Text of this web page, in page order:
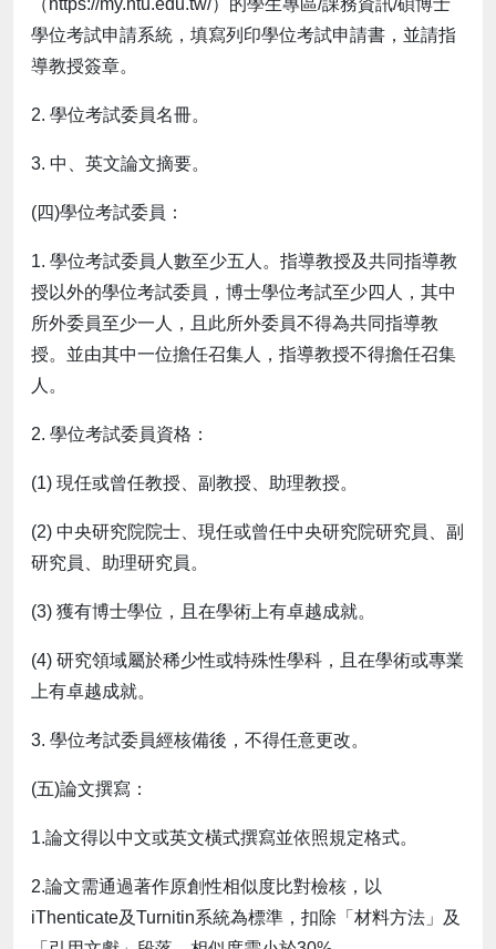
（https://my.ntu.edu.tw/）的學生專區/課務資訊/碩博士
學位考試申請系統，填寫列印學位考試申請書，並請指
導教授簽章。
2. 學位考試委員名冊。
3. 中、英文論文摘要。
(四)學位考試委員：
1. 學位考試委員人數至少五人。指導教授及共同指導教
授以外的學位考試委員，博士學位考試至少四人，其中
所外委員至少一人，且此所外委員不得為共同指導教
授。並由其中一位擔任召集人，指導教授不得擔任召集
人。
2. 學位考試委員資格：
(1) 現任或曾任教授、副教授、助理教授。
(2) 中央研究院院士、現任或曾任中央研究院研究員、副
研究員、助理研究員。
(3) 獲有博士學位，且在學術上有卓越成就。
(4) 研究領域屬於稀少性或特殊性學科，且在學術或專業
上有卓越成就。
3. 學位考試委員經核備後，不得任意更改。
(五)論文撰寫：
1.論文得以中文或英文橫式撰寫並依照規定格式。
2.論文需通過著作原創性相似度比對檢核，以
iThenticate及Turnitin系統為標準，扣除「材料方法」及